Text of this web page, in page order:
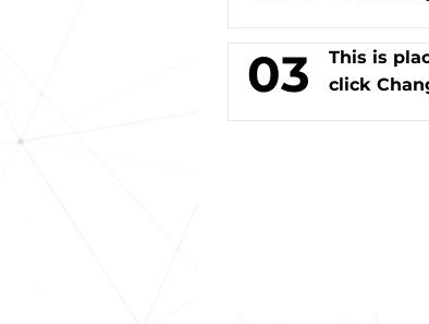
03
This is
click